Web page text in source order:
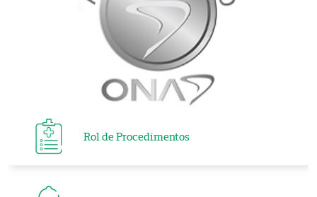
Rol de Procedimentos